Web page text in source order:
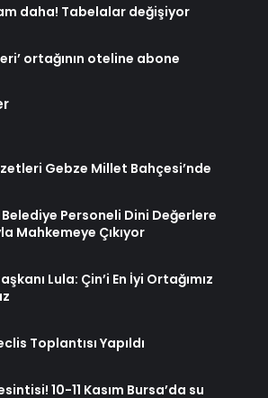
daha! Tabelalar değişiyor
ortağının oteline abone
Gebze Millet Bahçesi’nde
Belediye Personeli Dini Değerlere
Mahkemeye Çıkıyor
Lula: Çin’i En İyi Ortağımız
Toplantısı Yapıldı
10-11 Kasım Bursa’da su